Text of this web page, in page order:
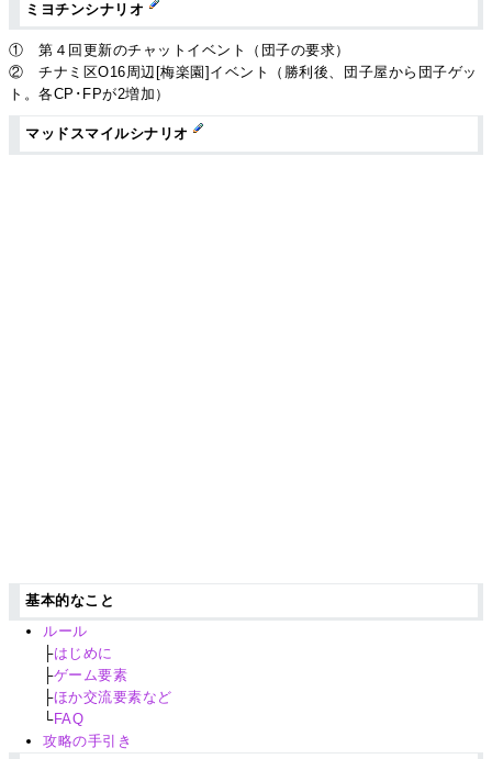
ミヨチンシナリオ
① 第４回更新のチャットイベント（団子の要求）
② チナミ区O16周辺[梅楽園]イベント（勝利後、団子屋から団子ゲッ
ト。各CP･FPが2増加）
マッドスマイルシナリオ
基本的なこと
ルール
├はじめに
├ゲーム要素
├ほか交流要素など
└FAQ
攻略の手引き